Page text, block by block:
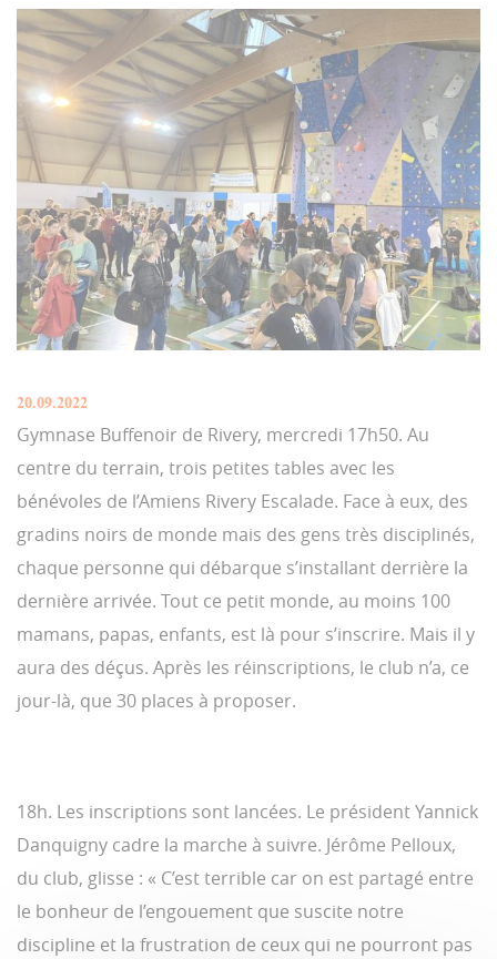
20.09.2022
Gymnase Buffenoir de Rivery, mercredi 17h50. Au
centre du terrain, trois petites tables avec les
bénévoles de l’Amiens Rivery Escalade. Face à eux, des
gradins noirs de monde mais des gens très disciplinés,
chaque personne qui débarque s’installant derrière la
dernière arrivée. Tout ce petit monde, au moins 100
mamans, papas, enfants, est là pour s’inscrire. Mais il y
aura des déçus. Après les réinscriptions, le club n’a, ce
jour-là, que 30 places à proposer.
18h. Les inscriptions sont lancées. Le président Yannick
Danquigny cadre la marche à suivre. Jérôme Pelloux,
du club, glisse : « C’est terrible car on est partagé entre
le bonheur de l’engouement que suscite notre
discipline et la frustration de ceux qui ne pourront pas